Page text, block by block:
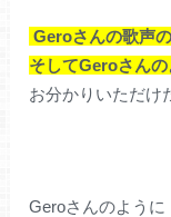
Geroさんの歌声の
そしてGeroさん
お分かりいただけ
Geroさんのように